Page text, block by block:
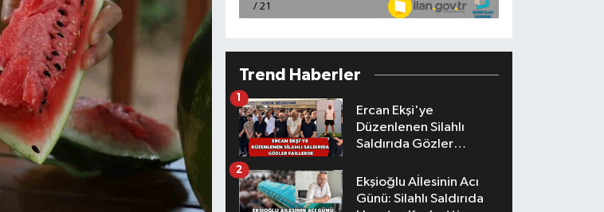
Trend Haberler
Ercan Ekşi'ye
Düzenlenen Silahlı
Saldırıda Gözler
1
Ekşioğlu Aİlesinin Acı
Günü: Silahlı Saldırıda
2